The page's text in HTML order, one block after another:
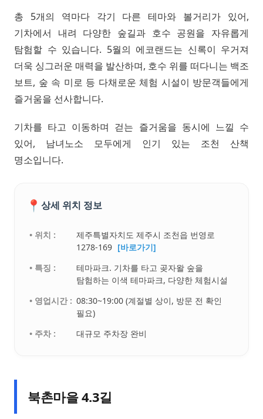
총 5개의 역마다 각기 다른 테마와 볼거리가 있어,
기차에서 내려 다양한 숲길과 호수 공원을 자유롭게
탐험할 수 있습니다. 5월의 에코랜드는 신록이 우거져
더욱 싱그러운 매력을 발산하며, 호수 위를 떠다니는 백조
보트, 숲 속 미로 등 다채로운 체험 시설이 방문객들에게
즐거움을 선사합니다.
기차를 타고 이동하며 걷는 즐거움을 동시에 느낄 수
있어, 남녀노소 모두에게 인기 있는 조천 산책
명소입니다.
📍 상세 위치 정보
• 위치 :
제주특별자치도 제주시 조천읍 번영로
1278-169 [바로가기]
• 특징 :
테마파크. 기차를 타고 곶자왈 숲을
탐험하는 이색 테마파크, 다양한 체험시설
• 영업시간 : 08:30~19:00 (계절별 상이, 방문 전 확인
필요)
• 주차 :
대규모 주차장 완비
북촌마을 4.3길